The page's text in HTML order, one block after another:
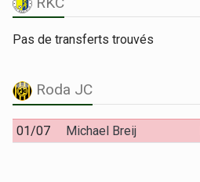
Pas de transferts trouvés
Roda JC
01/07 Michael Breij